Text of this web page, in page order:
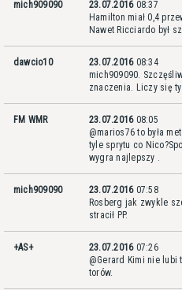
mich909090 23.07.2016 08:37
Hamilton miał 0,4
Nawet Ricciardo był
dawcio10 23.07.2016 08:34
mich909090.
znaczenia. Liczy się
FM WMR 23.07.2016 08:05
@marios76 to była
tyle sprytu co
wygra najlepszy .
mich909090 23.07.2016 07:58
Rosberg jak zwykle
stracił PP.
+AS+ 23.07.2016 07:26
@Gerard Kimi nie lubi
torów.